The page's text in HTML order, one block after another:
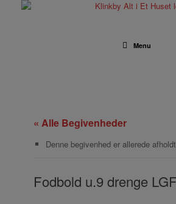
Menu
« Alle Begivenheder
Denne begivenhed er allerede
Fodbold u.9 drenge LGF